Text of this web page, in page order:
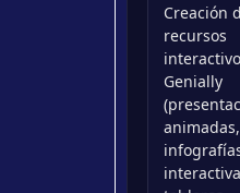
Creación
recursos
Genially
animadas,